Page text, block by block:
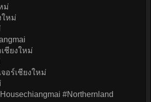
ม่
ใหม่
ชียงใหม่
อร์เชียงใหม่
#Northernland